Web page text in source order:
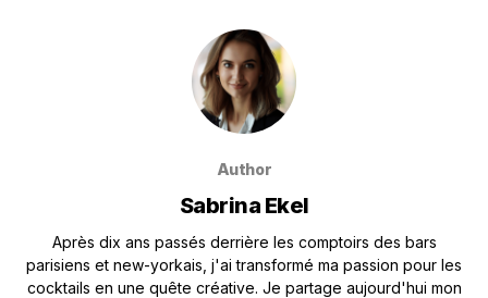
Author
Sabrina Ekel
Après dix ans passés derrière les comptoirs des bars
parisiens et new-yorkais, j'ai transformé ma passion pour les
cocktails en une quête créative. Je partage aujourd'hui mon